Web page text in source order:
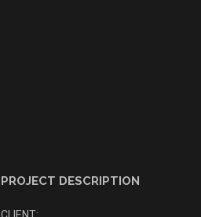
PROJECT DESCRIPTION
CLIENT: